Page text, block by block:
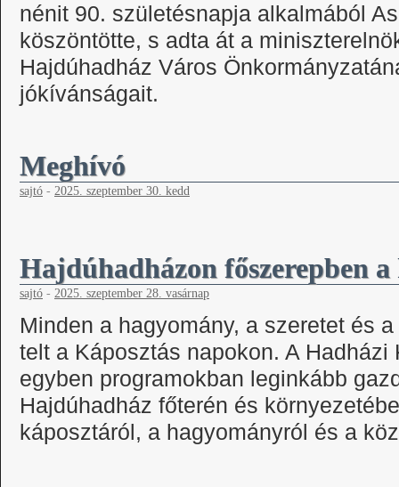
nénit 90. születésnapja alkalmából
köszöntötte, s adta át a
Hajdúhadház Város
jókívánságait.
Meghívó
sajtó - 2025. szeptember 30. kedd
Hajdúhadházon főszerepben a
sajtó - 2025. szeptember 28. vasárnap
Minden a hagyomány, a szeretet és
telt a Káposztás napokon. A
egyben programokban leginkább
Hajdúhadház főterén és
káposztáról, a hagyományról és a